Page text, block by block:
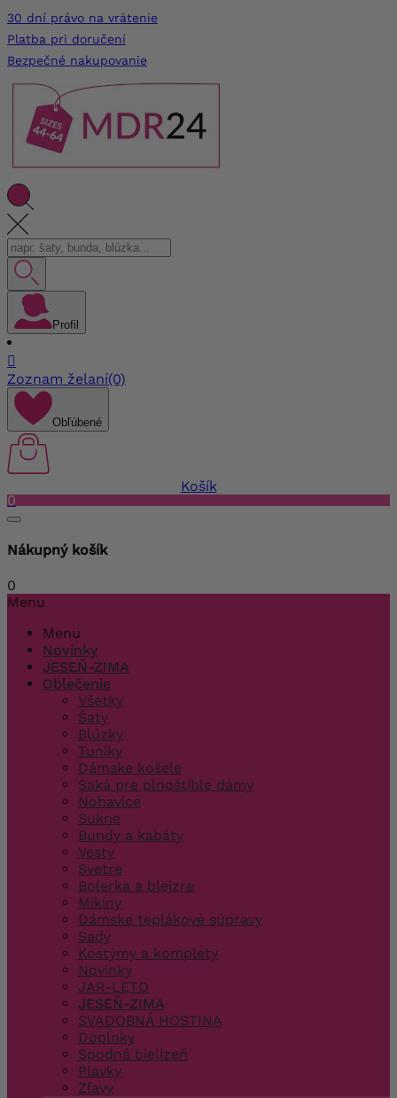
30 dní právo na vrátenie
Platba pri doručení
Bezpečné nakupovanie
Profil

Zoznam želaní(0)
Obľúbené
Košík
0
Nákupný košík
0
Menu
Menu
Novinky
JESEŇ-ZIMA
Oblečenie
Všetky
Šaty
Blúzky
Tuniky
Dámske košele
Saká pre plnoštíhle dámy
Nohavice
Sukne
Bundy a kabáty
Vesty
Svetre
Bolerka a blejzre
Mikiny
Dámske teplákové súpravy
Sady
Kostýmy a komplety
Novinky
JAR-LETO
JESEŇ-ZIMA
SVADOBNÁ HOSTINA
Doplnky
Spodná bielizeň
Plavky
Zľavy